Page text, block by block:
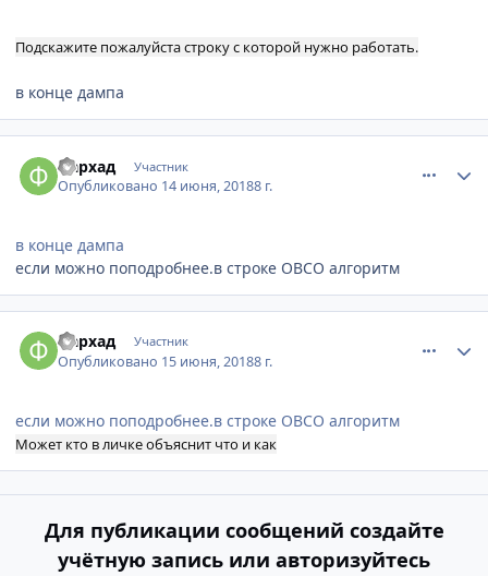
Подскажите пожалуйста строку с которой нужно работать.
в конце дампа
фархад Участник
Опубликовано 14 июня, 20188 г.
в конце дампа
если можно поподробнее.в строке OBCO алгоритм
фархад Участник
Опубликовано 15 июня, 20188 г.
если можно поподробнее.в строке OBCO алгоритм
Может кто в личке объяснит что и как
Для публикации сообщений создайте
учётную запись или авторизуйтесь